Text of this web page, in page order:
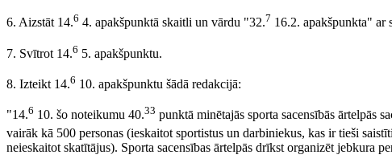
6. Aizstāt 14.6 4. apakšpunktā skaitli un vārdu "32.7 16.2. apakšpunkta" ar
7. Svītrot 14.6 5. apakšpunktu.
8. Izteikt 14.6 10. apakšpunktu šādā redakcijā:
"14.6 10. šo noteikumu 40.33 punktā minētajās sporta sacensībās ārtelpās
vairāk kā 500 personas (ieskaitot sportistus un darbiniekus, kas ir tieši
neieskaitot skatītājus). Sporta sacensības ārtelpās drīkst organizēt jebkura